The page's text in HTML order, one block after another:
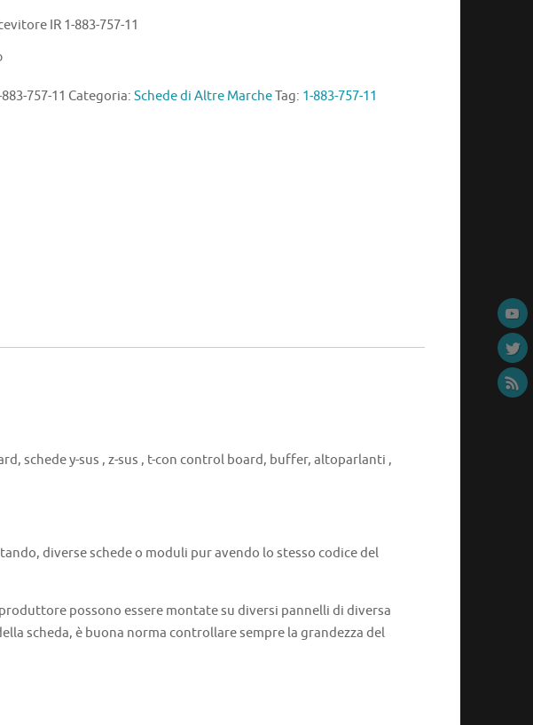
IR 1-883-757-11
757-11 Categoria: Schede di Altre MarcheTag: 1-883-757-11
schede y-sus , z-sus , t-con control board, buffer, altoparlanti ,
diverse schede o moduli pur avendo lo stesso codice del
possono essere montate su diversi pannelli di diversa
scheda, è buona norma controllare sempre la grandezza del